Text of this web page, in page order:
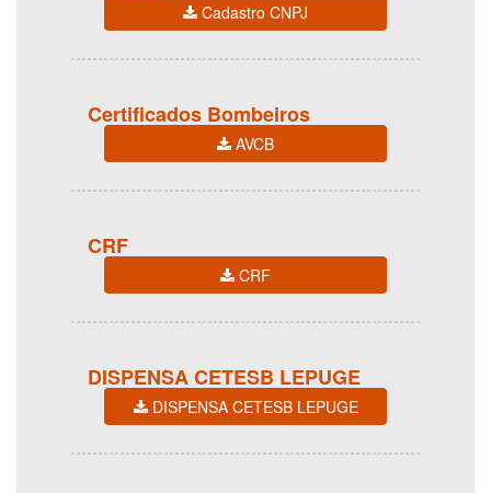
Cadastro CNPJ
Certificados Bombeiros
AVCB
CRF
CRF
DISPENSA CETESB LEPUGE
DISPENSA CETESB LEPUGE